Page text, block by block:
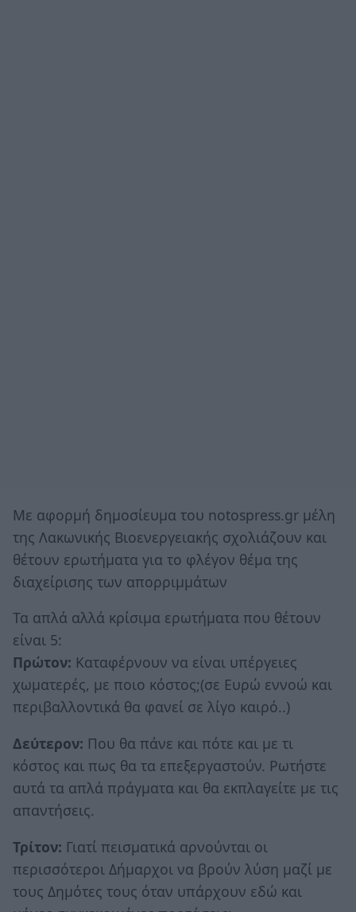
Με αφορμή δημοσίευμα του notospress.gr μέλη
της Λακωνικής Βιοενεργειακής σχολιάζουν και
θέτουν ερωτήματα για το φλέγον θέμα της
διαχείρισης των απορριμμάτων
Τα απλά αλλά κρίσιμα ερωτήματα που θέτουν
είναι 5:
Πρώτον: Καταφέρνουν να είναι υπέργειες
χωματερές, με ποιο κόστος;(σε Ευρώ εννοώ και
περιβαλλοντικά θα φανεί σε λίγο καιρό..)
Δεύτερον: Που θα πάνε και πότε και με τι
κόστος και πως θα τα επεξεργαστούν. Ρωτήστε
αυτά τα απλά πράγματα και θα εκπλαγείτε με τις
απαντήσεις.
Τρίτον: Γιατί πεισματικά αρνούνται οι
περισσότεροι Δήμαρχοι να βρούν λύση μαζί με
τους Δημότες τους όταν υπάρχουν εδώ και